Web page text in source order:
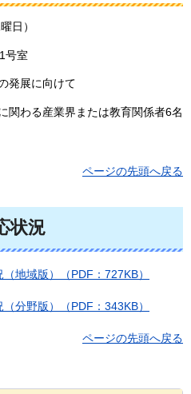
日）
号室
発展に向けて
関わる産業界または教育関係者6名
ページの先頭へ戻る
状況
地域版）（PDF：727KB）
分野版）（PDF：343KB）
ページの先頭へ戻る